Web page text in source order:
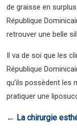
de graisse en
République
retrouver une belle
Il va de soi que les
République
qu’ils possèdent les
pratiquer une
← La chirurgie